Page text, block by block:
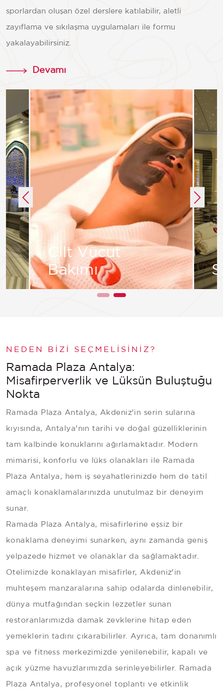
sporlardan oluşan özel derslere katılabilir, aletli
zayıflama ve sıkılaşma uygulamaları ile formu
yakalayabilirsiniz.
Devamı
Cilt Vücut
Bakımı
NEDEN BIZI SEÇMELISINIZ?
Ramada Plaza Antalya:
Misafirperverlik ve Lüksün Buluştuğu
Nokta
Ramada Plaza Antalya, Akdeniz'in serin sularına
kıyısında, Antalya'nın tarihi ve doğal güzelliklerinin
tam kalbinde konuklarını ağırlamaktadır. Modern
mimarisi, konforlu ve lüks olanakları ile Ramada
Plaza Antalya, hem iş seyahatlerinizde hem de tatil
amaçlı konaklamalarınızda unutulmaz bir deneyim
sunar.
Ramada Plaza Antalya, misafirlerine eşsiz bir
konaklama deneyimi sunarken, aynı zamanda geniş
yelpazede hizmet ve olanaklar da sağlamaktadır.
Otelimizde konaklayan misafirler, Akdeniz'in
muhteşem manzaralarına sahip odalarda dinlenebilir,
dünya mutfağından seçkin lezzetler sunan
restoranlarımızda damak zevklerine hitap eden
yemeklerin tadını çıkarabilirler. Ayrıca, tam donanımlı
spa ve fitness merkezimizde yenilenebilir, kapalı ve
açık yüzme havuzlarımızda serinleyebilirler. Ramada
Plaza Antalya, profesyonel toplantı ve etkinlik